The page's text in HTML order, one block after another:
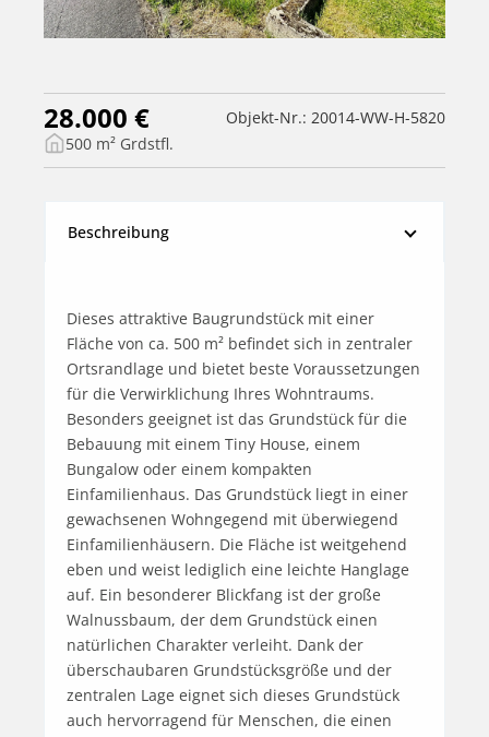
28.000 €
Objekt-Nr.: 20014-WW-H-5820
500 m² Grdstfl.
Beschreibung
Dieses attraktive Baugrundstück mit einer
Fläche von ca. 500 m² befindet sich in zentraler
Ortsrandlage und bietet beste Voraussetzungen
für die Verwirklichung Ihres Wohntraums.
Besonders geeignet ist das Grundstück für die
Bebauung mit einem Tiny House, einem
Bungalow oder einem kompakten
Einfamilienhaus. Das Grundstück liegt in einer
gewachsenen Wohngegend mit überwiegend
Einfamilienhäusern. Die Fläche ist weitgehend
eben und weist lediglich eine leichte Hanglage
auf. Ein besonderer Blickfang ist der große
Walnussbaum, der dem Grundstück einen
natürlichen Charakter verleiht. Dank der
überschaubaren Grundstücksgröße und der
zentralen Lage eignet sich dieses Grundstück
auch hervorragend für Menschen, die einen